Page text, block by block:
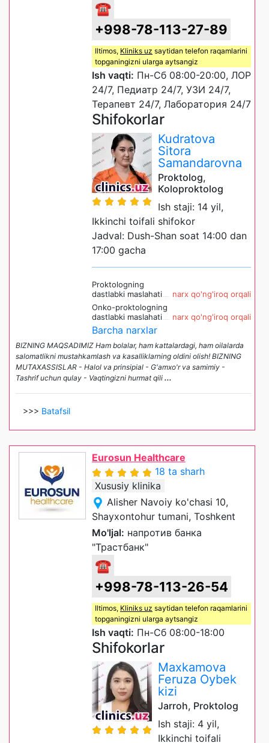
☎
+998-78-113-27-89
Iltimos, Kliniks uz saytidan telefon raqamlarini
topganingizni ularga aytsangiz
Ish vaqti: Пн-Сб 08:00-20:00, ЛОР
24/7, Педиатр 24/7, УЗИ 24/7,
Терапевт 24/7, Лаборатория 24/7
Shifokorlar
Kudratova
Sitora
Samandarovna
Proktolog,
Koloproktolog
Ish staji: 14 yil,
Ikkinchi toifali shifokor
Jadval: Dush-Shan soat 14:00 dan
17:00 gacha
Proktologning
dastlabki maslahati
narx qo'ng'iroq orqali
Onko-proktologning
dastlabki maslahati
narx qo'ng'iroq orqali
Barcha narxlar
BIZNING MAQSADIMIZ Ham bolalar, ham kattalardagi, ham oilalarda
salomatlikni mustahkamlash va kasalliklarning oldini olish! BIZNING
MUTAXASSISLAR - Halol va prinsipial - G'amxo'r va samimiy -
Tashrif uchun qulay - Vaqtingizni hurmat qili ...
>>> Batafsil
Eurosun Healthcare
18 ta sharh
Xususiy klinika
Alisher Navoiy ko'chasi 10,
Shayxontohur tumani, Toshkent
Mo'ljal: напротив банка
"Трастбанк"
☎
+998-78-113-26-54
Iltimos, Kliniks uz saytidan telefon raqamlarini
topganingizni ularga aytsangiz
Ish vaqti: Пн-Сб 08:00-18:00
Shifokorlar
Maxkamova
Feruza Oybek
kizi
Jarroh, Proktolog
Ish staji: 4 yil,
Ikkinchi toifali